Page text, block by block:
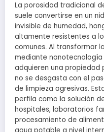
La porosidad tradicional
suele convertirse en un
invisible de humedad,
altamente resistentes a
comunes. Al transformar
mediante
adquieren una
no se desgasta con el
de limpieza agresivas.
perfila como la solución
hospitales, laboratorios
procesamiento de